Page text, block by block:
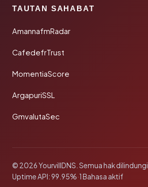
TAUTAN SAHABAT
AmannafmRadar
CafedefrTrust
MomentiaScore
ArgapuriSSL
GmvalutaSec
© 2026 YourvillDNS. Semua hak dilindungi.
Uptime API: 99.95%·1 Bahasa aktif